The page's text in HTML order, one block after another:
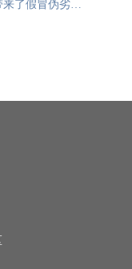
了假冒伪劣的
签在电商时代
融合了更多的